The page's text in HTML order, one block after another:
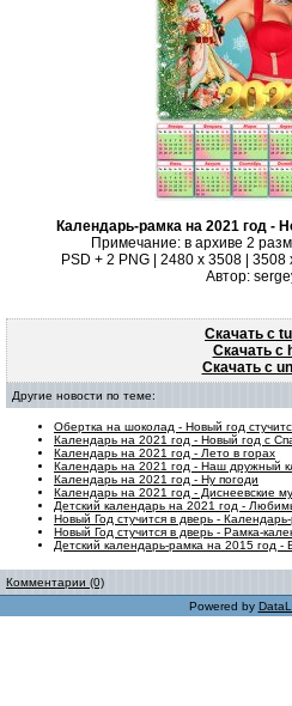
Календарь-рамка на 2021 год -
Примечание: в архиве 2
PSD + 2 PNG | 2480 x 3508 |
Автор:
Скачать с
Скачать с
Скачать с
Другие новости по теме:
Обертка на шоколад - Новый год
Календарь на 2021 год - Новый год с
Календарь на 2021 год - Лето в горах
Календарь на 2021 год - Наш дружный
Календарь на 2021 год - Ну погоди
Календарь на 2021 год - Диснеевские
Детский календарь на 2021 год -
Новый Год стучится в дверь -
Новый Год стучится в дверь - Рамка-
Детский календарь-рамка на 2015 год -
Комментарии (0)
Powered by